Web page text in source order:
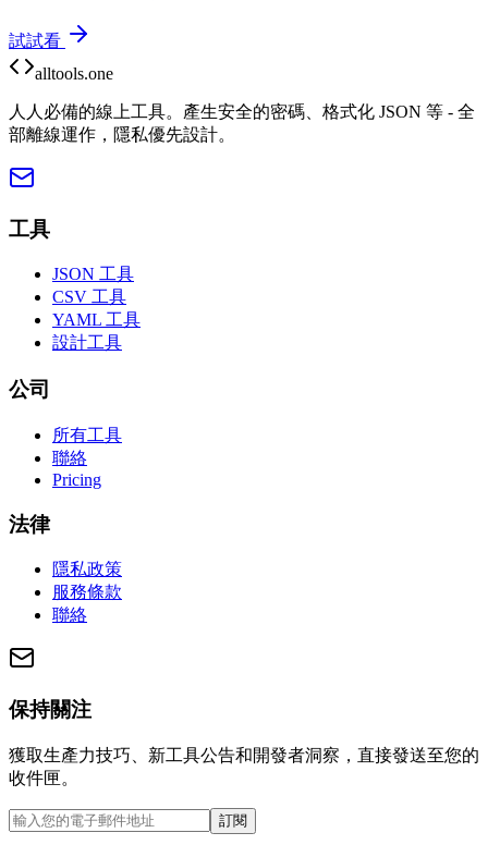
試試看
alltools.one
人人必備的線上工具。產生安全的密碼、格式化 JSON 等 - 全
部離線運作，隱私優先設計。
工具
JSON 工具
CSV 工具
YAML 工具
設計工具
公司
所有工具
聯絡
Pricing
法律
隱私政策
服務條款
聯絡
保持關注
獲取生產力技巧、新工具公告和開發者洞察，直接發送至您的
收件匣。
訂閱